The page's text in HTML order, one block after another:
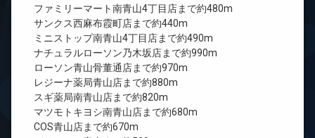
ファミリーマート南青山4丁目店まで約480m
サンクス西麻布霞町店まで約440m
ミニストップ南青山4丁目店まで約490m
ナチュラルローソン乃木坂店まで約990m
ローソン青山骨董通店まで約970m
レジーナ薬局青山店まで約880m
スギ薬局南青山店まで約820m
マツモトキヨシ南青山店まで約680m
COS青山店まで約670m